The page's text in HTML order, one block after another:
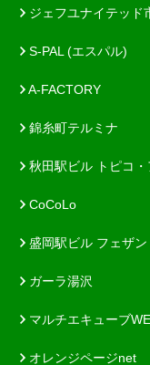
ジェフユナイテッド
S-PAL (エスパル)
A-FACTORY
錦糸町テルミナ
秋田駅ビル トピコ・
CoCoLo
盛岡駅ビル フェザン
ガーラ湯沢
マルチエキューブ
オレンジページnet